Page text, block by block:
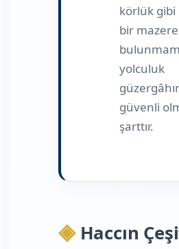
körlük gibi
bir
yolculuk
güvenli
şarttır.
◈Haccın